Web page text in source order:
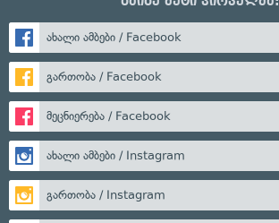
ახალი ამბები / Facebook
გართობა / Facebook
მეცნიერება / Facebook
ახალი ამბები / Instagram
გართობა / Instagram